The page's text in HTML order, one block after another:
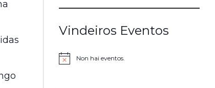
Vindeiros Eventos
Notice Non hai eventos.